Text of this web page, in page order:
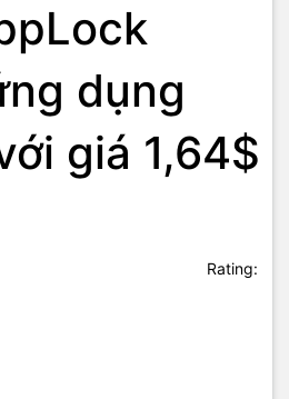
dụng
giá 1,64$
Rating: